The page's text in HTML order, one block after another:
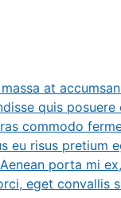
at
quis
commodo
eu risus pretium
porta mi
eget